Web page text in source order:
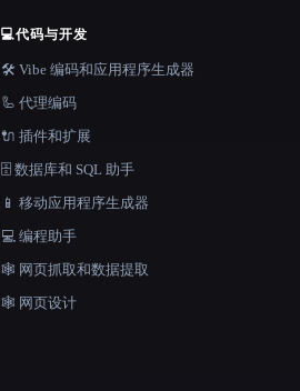
💻代码与开发
🛠️ Vibe 编码和应用程序生成器
🦾 代理编码
🔌 插件和扩展
🗄️ 数据库和 SQL 助手
📱 移动应用程序生成器
💻 编程助手
🕸️ 网页抓取和数据提取
🕸 网页设计